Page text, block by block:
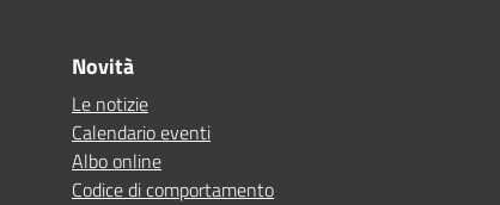
Novità
Le notizie
Calendario eventi
Albo online
Codice di comportamento